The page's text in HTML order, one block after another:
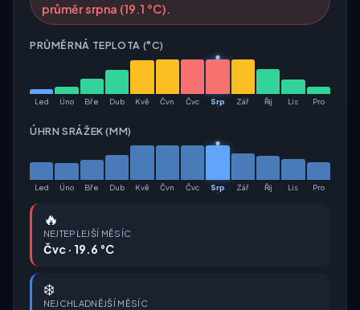
průměr srpna (19.1 °C).
PRŮMĚRNÁ TEPLOTA (°C)
Led Úno Bře Dub Kvě Čvn Čvc Srp Zář Říj Lis Pro
ÚHRN SRÁŽEK (MM)
Led Úno Bře Dub Kvě Čvn Čvc Srp Zář Říj Lis Pro
🔥
NEJTEPLEJŠÍ MĚSÍC
Čvc · 19.6 °C
❄️
NEJCHLADNĚJŠÍ MĚSÍC